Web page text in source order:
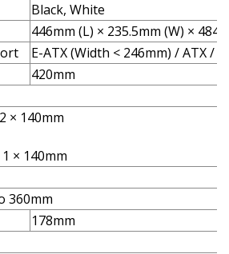
Black, White
446mm (L) × 235.5mm (W) ×
E-ATX (Width < 246mm) / ATX /
420mm
× 140mm
× 140mm
360mm
178mm